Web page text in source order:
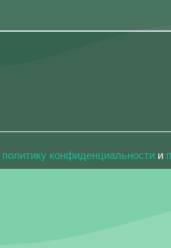
политику конфиденциальности и